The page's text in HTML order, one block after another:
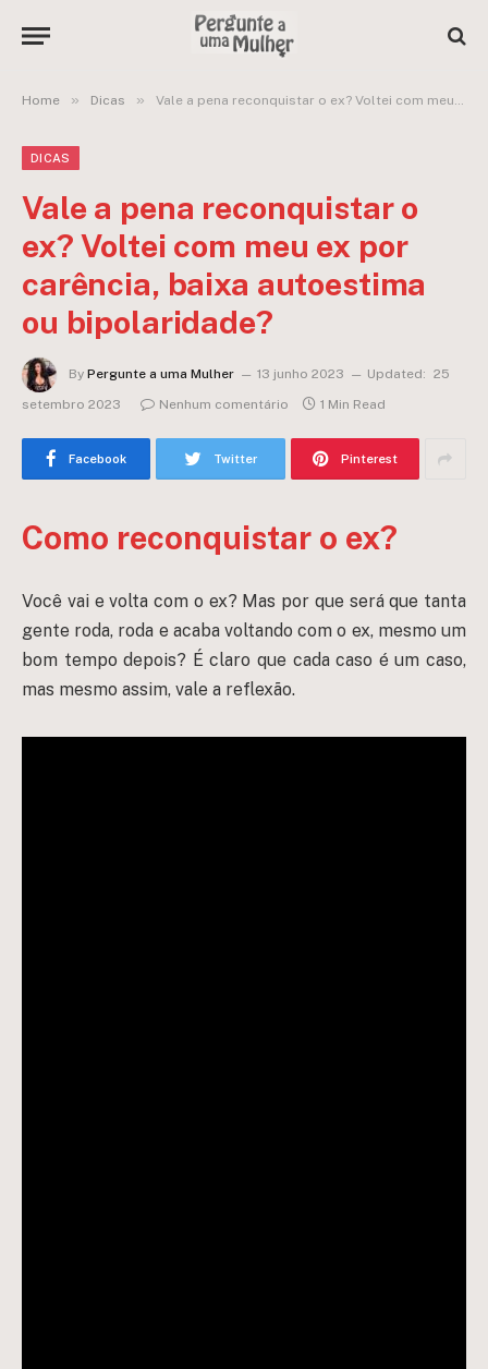
Home » Dicas » Vale a pena reconquistar o ex? Voltei com meu ex por carência, baixa autoestima ou bipolaridade?
DICAS
Vale a pena reconquistar o
ex? Voltei com meu ex por
carência, baixa autoestima
ou bipolaridade?
By Pergunte a uma Mulher 13 junho 2023 Updated: 25
setembro 2023
Nenhum comentário 1 Min Read
Facebook Twitter Pinterest
Como reconquistar o ex?
Você vai e volta com o ex? Mas por que será que tanta
gente roda, roda e acaba voltando com o ex, mesmo um
bom tempo depois? É claro que cada caso é um caso,
mas mesmo assim, vale a reflexão.